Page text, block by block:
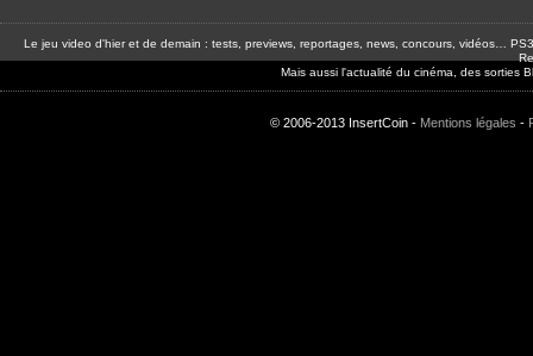
Le jeu video d'hier et de demain : tests, previews, reportages, news, concours, vidéos…
Mais aussi l'actualité du cinéma, des sorties
© 2006-2013 InsertCoin - Mentions légales -